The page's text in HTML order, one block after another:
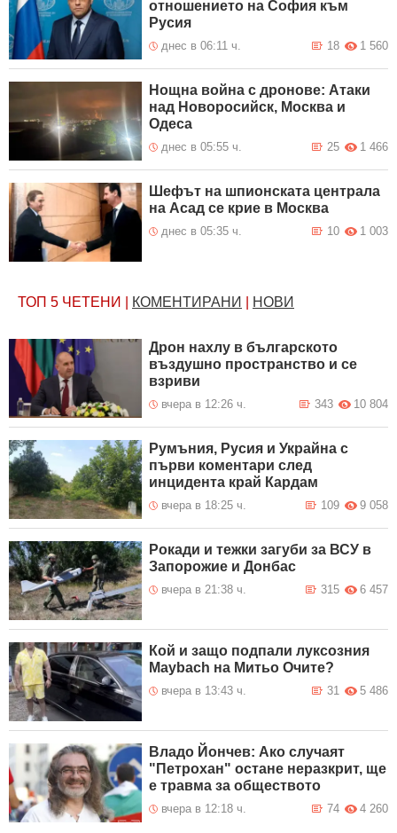
отношението на София към
Русия
днес в 06:11 ч. 1 560
18
Нощна война с дронове: Атаки
над Новоросийск, Москва и
Одеса
днес в 05:55 ч. 1 466
25
Шефът на шпионската централа
на Асад се крие в Москва
днес в 05:35 ч. 1 003
10
ТОП 5 ЧЕТЕНИ КОМЕНТИРАНИ НОВИ
Дрон нахлу в българското
въздушно пространство и се
взриви
вчера в 12:26 ч. 10 804
343
Румъния, Русия и Украйна с
първи коментари след
инцидента край Кардам
вчера в 18:25 ч. 9 058
109
Рокади и тежки загуби за ВСУ в
Запорожие и Донбас
вчера в 21:38 ч. 6 457
315
Кой и защо подпали луксозния
Maybach на Митьо Очите?
вчера в 13:43 ч. 5 486
31
Владо Йончев: Ако случаят
"Петрохан" остане неразкрит, ще
е травма за обществото
вчера в 12:18 ч. 4 260
74